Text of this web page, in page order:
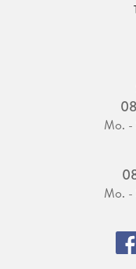
Mo. -
Mo. -